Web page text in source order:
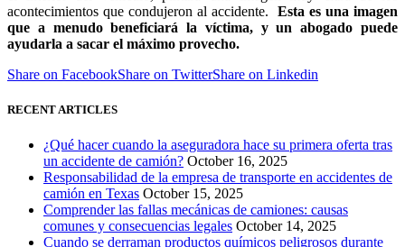
acontecimientos que condujeron al accidente. Esta es una imagen
que a menudo beneficiará la víctima, y un abogado puede
ayudarla a sacar el máximo provecho.
Share on FacebookShare on TwitterShare on Linkedin
RECENT ARTICLES
¿Qué hacer cuando la aseguradora hace su primera oferta tras
un accidente de camión? October 16, 2025
Responsabilidad de la empresa de transporte en accidentes de
camión en Texas October 15, 2025
Comprender las fallas mecánicas de camiones: causas
comunes y consecuencias legales October 14, 2025
Cuando se derraman productos químicos peligrosos durante